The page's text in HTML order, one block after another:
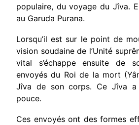
populaire, du voyage du Jîva.
au Garuda Purana.
Lorsqu’il est sur le point de
vision soudaine de l’Unité
vital s’échappe ensuite de
envoyés du Roi de la mort
Jîva de son corps. Ce Jîva a
pouce.
Ces envoyés ont des formes